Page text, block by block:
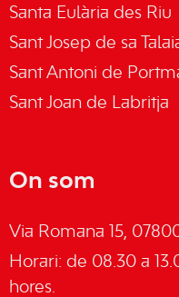
Santa Eulària des Riu
Sant Josep de sa
Sant Antoni de
Sant Joan de Labritja
On som
Via Romana 15,
Horari: de 08.30 a
hores.